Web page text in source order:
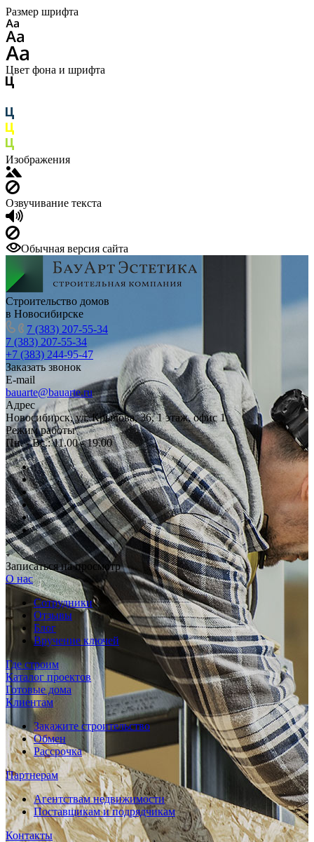
Размер шрифта
Цвет фона и шрифта
Изображения
Озвучивание текста
Обычная версия сайта
Строительство домов
в Новосибирске
7 (383) 207-55-34
7 (383) 207-55-34
+7 (383) 244-95-47
Заказать звонок
E-mail
bauarte@bauarte.ru
Адрес
Новосибирск, ул. Крылова, 36, 1 этаж, офис 1
Режим работы
Пн. - Вс.: 11.00 - 19.00
Записаться на просмотр
О нас
Сотрудники
Отзывы
Блог
Вручение ключей
Где строим
Каталог проектов
Готовые дома
Клиентам
Закажите строительство
Обмен
Рассрочка
Партнерам
Агентствам недвижимости
Поставщикам и подрядчикам
Контакты